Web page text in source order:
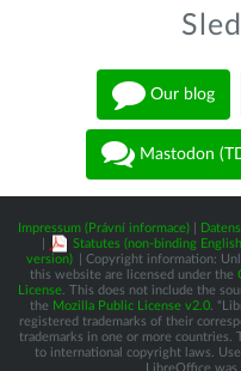
Our blog
Mastodon
Impressum (Právní informace)
Statutes (non-binding
version)
| Copyright information:
this website are licensed under the
License . This does not include the
the Mozilla Public License v2.0 .
registered trademarks of their
trademarks in one or more countries.
to international copyright laws.
LibreOffice